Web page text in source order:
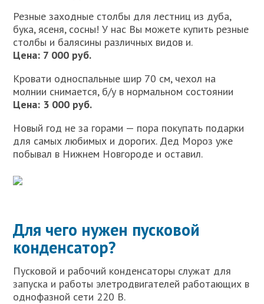
Резные заходные столбы для лестниц из дуба,
бука, ясеня, сосны! У нас Вы можете купить резные
столбы и балясины различных видов и.
Цена: 7 000 руб.
Кровати односпальные шир 70 см, чехол на
молнии снимается, б/у в нормальном состоянии
Цена: 3 000 руб.
Новый год не за горами — пора покупать подарки
для самых любимых и дорогих. Дед Мороз уже
побывал в Нижнем Новгороде и оставил.
Для чего нужен пусковой
конденсатор?
Пусковой и рабочий конденсаторы служат для
запуска и работы элетродвигателей работающих в
однофазной сети 220 В.